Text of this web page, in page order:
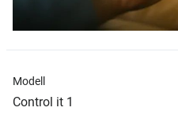
Modell
Control it 1